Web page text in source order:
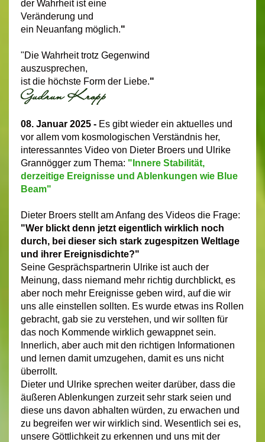
der Wahrheit ist eine
Veränderung und
ein Neuanfang möglich."
"Die Wahrheit trotz Gegenwind
auszusprechen,
ist die höchste Form der Liebe."
08. Januar 2025 - Es gibt wieder ein aktuelles und
vor allem vom kosmologischen Verständnis her,
interessanntes Video von Dieter Broers und Ulrike
Grannögger zum Thema: "Innere Stabilität,
derzeitige Ereignisse und Ablenkungen wie Blue
Beam"
Dieter Broers stellt am Anfang des Videos die Frage:
"Wer blickt denn jetzt eigentlich wirklich noch
durch, bei dieser sich stark zugespitzen Weltlage
und ihrer Ereignisdichte?"
Seine Gesprächspartnerin Ulrike ist auch der
Meinung, dass niemand mehr richtig durchblickt, es
aber noch mehr Ereignisse geben wird, auf die wir
uns alle einstellen sollten. Es wurde etwas ins Rollen
gebracht, gab sie zu verstehen, und wir sollten für
das noch Kommende wirklich gewappnet sein.
Innerlich, aber auch mit den richtigen Informationen
und lernen damit umzugehen, damit es uns nicht
überrollt.
Dieter und Ulrike sprechen weiter darüber, dass die
äußeren Ablenkungen zurzeit sehr stark seien und
diese uns davon abhalten würden, zu erwachen und
zu begreifen wer wir wirklich sind. Wesentlich sei es,
unsere Göttlichkeit zu erkennen und uns mit der